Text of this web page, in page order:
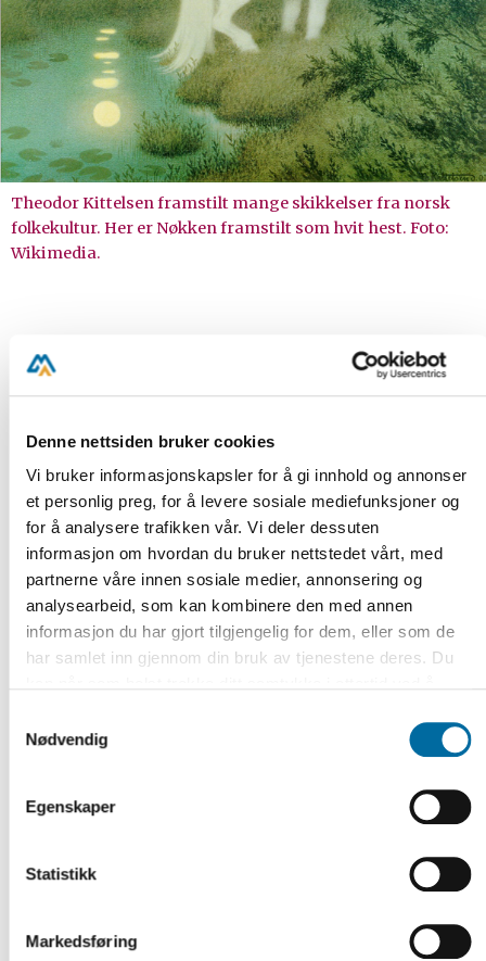
Denne nettsiden bruker cookies
Vi bruker informasjonskapsler for å gi innhold og annonser
et personlig preg, for å levere sosiale mediefunksjoner og
for å analysere trafikken vår. Vi deler dessuten
informasjon om hvordan du bruker nettstedet vårt, med
partnerne våre innen sosiale medier, annonsering og
analysearbeid, som kan kombinere den med annen
informasjon du har gjort tilgjengelig for dem, eller som de
har samlet inn gjennom din bruk av tjenestene deres. Du
avvis.
Nødvendig
Egenskaper
Statistikk
Markedsføring
Theodor Kittelsen framstilt mange skikkelser fra norsk
folkekultur. Her er Nøkken framstilt som hvit hest. Foto:
Wikimedia.
Den hvite hesten fra mytologien har senere
blitt tatt opp i kunsten som en trope. En
fraser som en kunstnerisk effekt. Det er det
Ibsen gjør i stykketHvideheste.
I slutten av første akt, blir de hvite hestene
brakt på banen i følgende replikkveksling
mellom Rosmer, Fru Rosmer og Madam
Helset:
fast bestemt på at i morgen skal slaget stå?
Rosmer: Jo, det er afgjort. I morgen skal og må
det ske. Men herre gud, hvor tungt det alligevel
volde dem en virkelig hjertesorg.
Fru Rosmer: Er det bare det alene, Rosmer? Er